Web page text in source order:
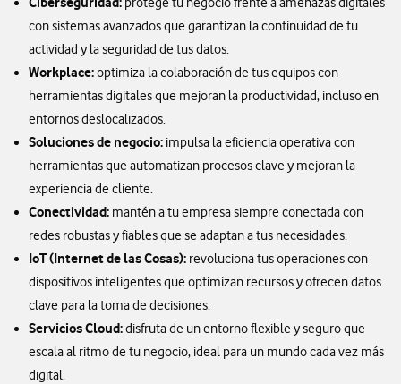
con sistemas avanzados que garantizan la continuidad de tu
actividad y la seguridad de tus datos.
Workplace:optimiza la colaboración de tus equipos con
herramientas digitales que mejoran la productividad, incluso en
entornos deslocalizados.
Soluciones de negocio: impulsa la eficiencia operativa con
herramientas que automatizan procesos clave y mejoran la
experiencia de cliente.
Conectividad: mantén a tu empresa siempre conectada con
redes robustas y fiables que se adaptan a tus necesidades.
IoT (Internet de las Cosas): revoluciona tus operaciones con
dispositivos inteligentes que optimizan recursos y ofrecen datos
clave para la toma de decisiones.
Servicios Cloud:disfruta de un entorno flexible y seguro que
escala al ritmo de tu negocio, ideal para un mundo cada vez más
digital.